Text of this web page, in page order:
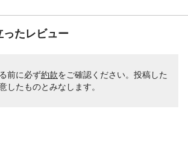
ったレビュー
前に必ず約款をご確認ください。投稿した
したものとみなします。